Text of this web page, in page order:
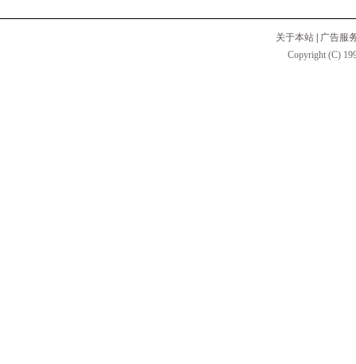
关于本站
广告服
Copyright (C)